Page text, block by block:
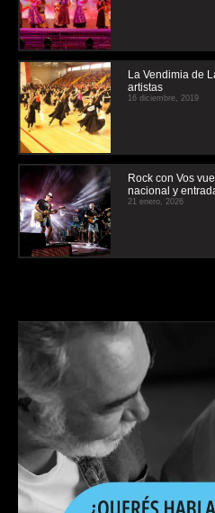
La Vendimia de
artistas
16 diciembre, 2019
Rock con Vos
nacional y
21 enero, 2026